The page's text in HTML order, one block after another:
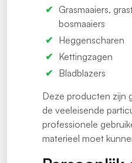
Grasmaaiers,
bosmaaiers
Heggenscharen
Kettingzagen
Bladblazers
Deze producten zijn
de veeleisende
professionele
materieel moet